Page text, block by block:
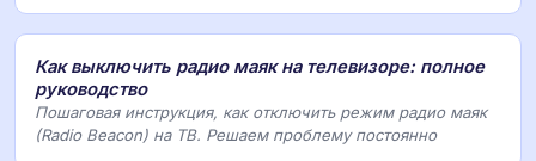
Как выключить радио маяк на телевизоре: полное
руководство
Пошаговая инструкция, как отключить режим радио маяк
(Radio Beacon) на ТВ. Решаем проблему постоянно